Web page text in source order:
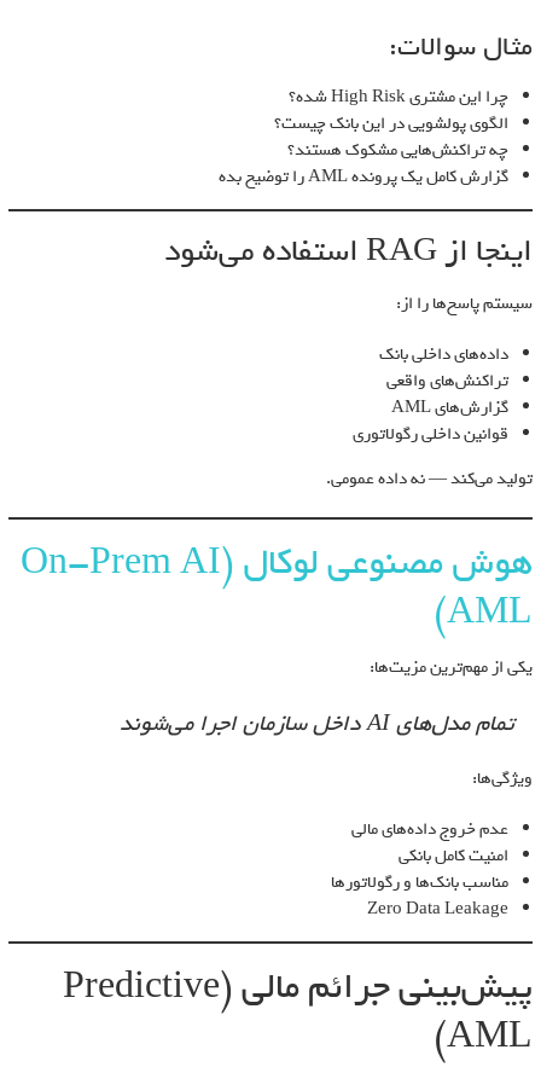
مثال سوالات:
چرا این مشتری High Risk شده؟
الگوی پولشویی در این بانک چیست؟
چه تراکنش‌هایی مشکوک هستند؟
گزارش کامل یک پرونده AML را توضیح بده
اینجا از RAG استفاده می‌شود
سیستم پاسخ‌ها را از:
داده‌های داخلی بانک
تراکنش‌های واقعی
گزارش‌های AML
قوانین داخلی رگولاتوری
تولید می‌کند — نه داده عمومی.
هوش مصنوعی لوکال (On-Prem AI
AML)
یکی از مهم‌ترین مزیت‌ها:
تمام مدل‌های AI داخل سازمان اجرا می‌شوند
ویژگی‌ها:
عدم خروج داده‌های مالی
امنیت کامل بانکی
مناسب بانک‌ها و رگولاتورها
Zero Data Leakage
پیش‌بینی جرائم مالی (Predictive
AML)